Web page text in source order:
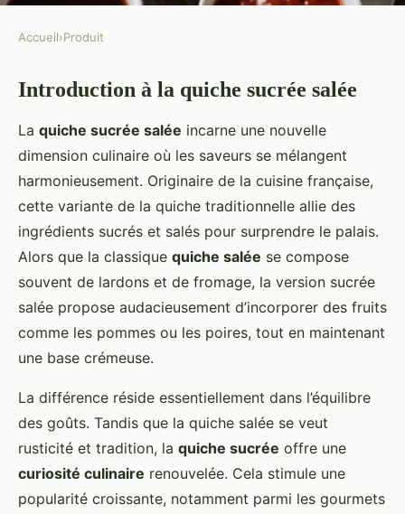
L'art de la quiche sucrée salée :
un mélange surprenant
Laura•26 novembre 2024 •7 min de lecture
Accueil›Produit
Introduction à la quiche sucrée salée
La quiche sucrée salée incarne une nouvelle
dimension culinaire où les saveurs se mélangent
harmonieusement. Originaire de la cuisine française,
cette variante de la quiche traditionnelle allie des
ingrédients sucrés et salés pour surprendre le palais.
Alors que la classique quiche salée se compose
souvent de lardons et de fromage, la version sucrée
salée propose audacieusement d’incorporer des fruits
comme les pommes ou les poires, tout en maintenant
une base crémeuse.
La différence réside essentiellement dans l’équilibre
des goûts. Tandis que la quiche salée se veut
rusticité et tradition, la quiche sucrée offre une
curiosité culinaire renouvelée. Cela stimule une
popularité croissante, notamment parmi les gourmets